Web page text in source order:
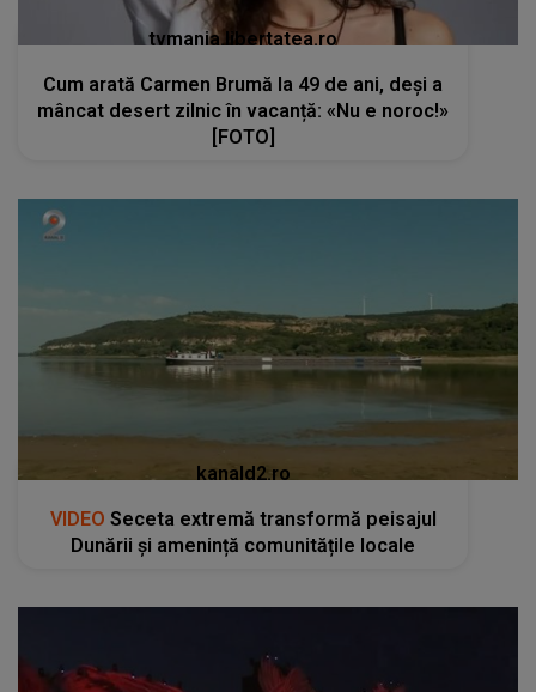
tvmania.libertatea.ro
Cum arată Carmen Brumă la 49 de ani, deși a
mâncat desert zilnic în vacanță: «Nu e noroc!»
[FOTO]
kanald2.ro
VIDEO Seceta extremă transformă peisajul
Dunării și amenință comunitățile locale